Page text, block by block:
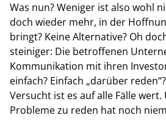
Was nun? Weniger ist also wohl
doch wieder mehr, in der
bringt? Keine Alternative? Oh
steiniger: Die betroffenen
Kommunikation mit ihren
einfach? Einfach „darüber
Versucht ist es auf alle Fälle
Probleme zu reden hat noch